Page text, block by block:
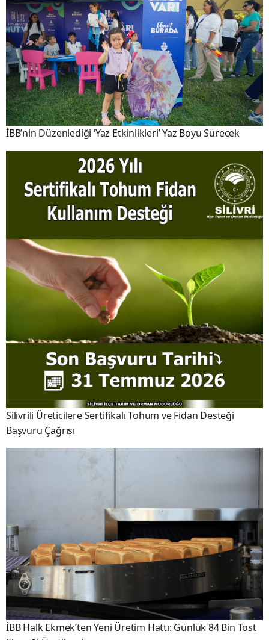
İBB’nin Düzenlediği ‘Yaz Etkinlikleri’ Yaz Boyu Sürecek
Silivrili Üreticilere Sertifikalı Tohum ve Fidan Desteği
Başvuru Çağrısı
İBB Halk Ekmek’ten Yeni Üretim Hattı: Günlük 84 Bin Tost